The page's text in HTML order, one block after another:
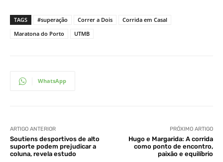
TAGS #superação Correr a Dois
Corrida em Casal
Maratona do Porto
UTMB
WhatsApp
ARTIGO ANTERIOR
Soutiens desportivos de alto
suporte podem prejudicar a
coluna, revela estudo
PRÓXIMO ARTIGO
Hugo e Margarida: A corrida
como ponto de encontro,
paixão e equilíbrio